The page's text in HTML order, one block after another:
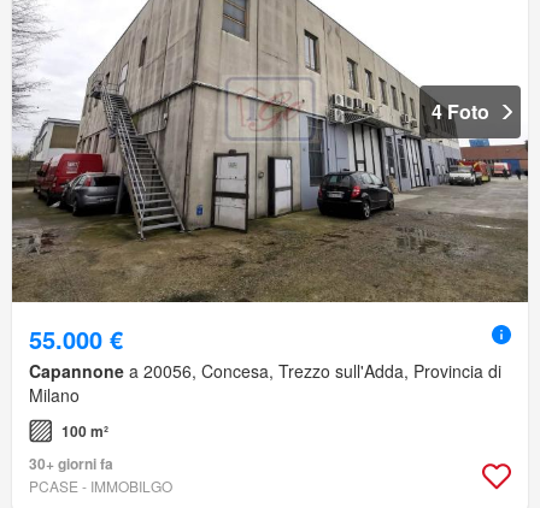
4 Foto
55.000 €
Capannone a 20056, Concesa, Trezzo sull'Adda, Provincia di
Milano
100 m²
30+ giorni fa
PCASE - IMMOBILGO